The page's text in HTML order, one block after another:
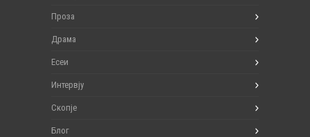
Проза
Драма
Есеи
Интервју
Скопје
Блог